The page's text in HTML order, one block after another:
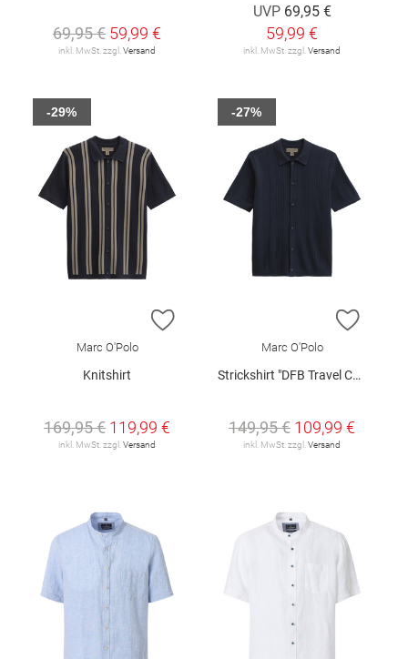
69,95 € 59,99 €
inkl. MwSt. zzgl. Versand
UVP 69,95 €
59,99 €
inkl. MwSt. zzgl. Versand
ZUR WUNSCHLISTE HINZUFÜGEN
Marc O'Polo
Knitshirt
169,95 € 119,99 €
inkl. MwSt. zzgl. Versand
-29%
ZUR
Marc O'Polo
Strickshirt "DFB Travel Collection"
149,95 € 109,99 €
inkl. MwSt. zzgl. Versand
-27%